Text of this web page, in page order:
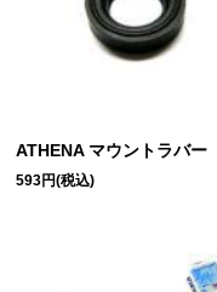
ATHENA マウントラバー
593円(税込)